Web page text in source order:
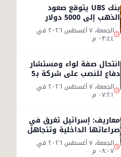
بنك UBS يتوقع صعود
الذهب إلى 5000 دولار
للأوقية - التفاصيل الجمعة، ٧ أغسطس ٢٠٢٦ في
٠٣:٤٤ م
انتحال صفة لواء ومستشار
دفاع للنصب على شركة بـ5
ملايين جنيه داخل هيئة
الاستثمار الجمعة، ٧ أغسطس ٢٠٢٦ في
٠٧:٢١ م
معاريف: إسرائيل تغرق في
صراعاتها الداخلية وتتجاهل
«تسونامي» سياسيًا قادمًا
من أمريكا الجمعة، ٧ أغسطس ٢٠٢٦ في
٠٨:٠٧ م